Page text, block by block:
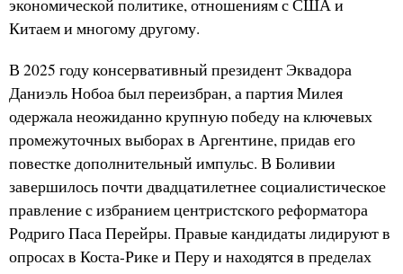
экономической политике, отношениям с США и
Китаем и многому другому.
В 2025 году консервативный президент Эквадора
Даниэль Нобоа был переизбран, а партия Милея
одержала неожиданно крупную победу на ключевых
промежуточных выборах в Аргентине, придав его
повестке дополнительный импульс. В Боливии
завершилось почти двадцатилетнее социалистическое
правление с избранием центристского реформатора
Родриго Паса Перейры. Правые кандидаты лидируют в
опросах в Коста-Рике и Перу и находятся в пределах